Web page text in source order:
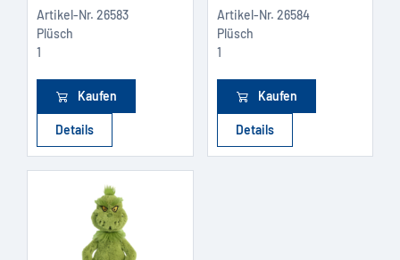
Artikel-Nr. 26583
Plüsch
1
Kaufen
Details
Artikel-Nr. 26584
Plüsch
1
Kaufen
Details